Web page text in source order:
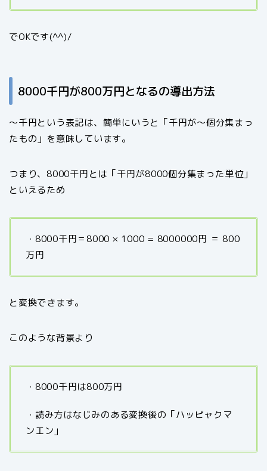
でOKです(^^)/
8000千円が800万円となるの導出方法
～千円という表記は、簡単にいうと「千円が～個分集まっ
たもの」を意味しています。
つまり、8000千円とは「千円が8000個分集まった単位」
といえるため
・8000千円＝8000 × 1000 = 8000000円 ＝ 800
万円
と変換できます。
このような背景より
・8000千円は800万円
・読み方はなじみのある変換後の「ハッピャクマ
ンエン」